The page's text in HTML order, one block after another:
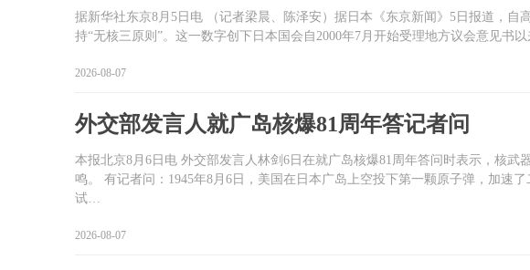
据新华社东京8月5日电 （记者梁晨、陈泽安）据日本《东京新闻》5日报道，
持“无核三原则”。这一数字创下日本国会自2000年7月开始受理地方议会意见
2026-08-07
外交部发言人就广岛核爆81周年答记者问
本报北京8月6日电 外交部发言人林剑6日在就广岛核爆81周年答问时表示，核
鸣。 有记者问：1945年8月6日，美国在日本广岛上空投下第一颗原子弹，加速
试…
2026-08-07